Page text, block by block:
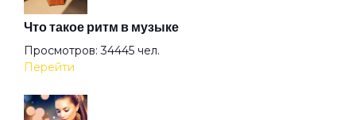
Благодарю
Что такое ритм в музыке
Просмотров: 34445 чел.
Перейти